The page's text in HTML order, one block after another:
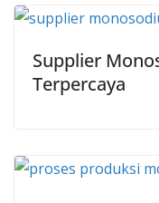
Supplier
Terpercaya